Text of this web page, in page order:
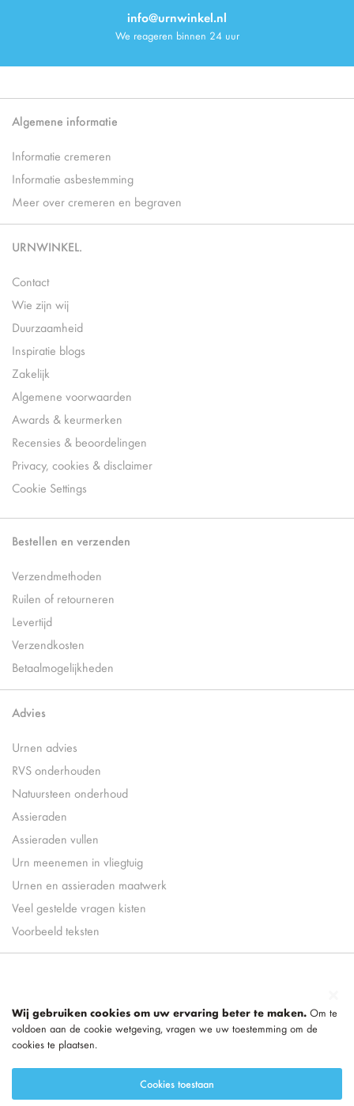
info@urnwinkel.nl
We reageren binnen 24 uur
Algemene informatie
Informatie cremeren
Informatie asbestemming
Meer over cremeren en begraven
URNWINKEL.
Contact
Wie zijn wij
Duurzaamheid
Inspiratie blogs
Zakelijk
Algemene voorwaarden
Awards & keurmerken
Recensies & beoordelingen
Privacy, cookies & disclaimer
Cookie Settings
Bestellen en verzenden
Verzendmethoden
Ruilen of retourneren
Levertijd
Verzendkosten
Betaalmogelijkheden
Advies
Urnen advies
RVS onderhouden
Natuursteen onderhoud
Assieraden
Assieraden vullen
Urn meenemen in vliegtuig
Urnen en assieraden maatwerk
Veel gestelde vragen kisten
Voorbeeld teksten
Wij gebruiken cookies om uw ervaring beter te maken. Om te
voldoen aan de cookie wetgeving, vragen we uw toestemming om de
cookies te plaatsen.
Cookies toestaan